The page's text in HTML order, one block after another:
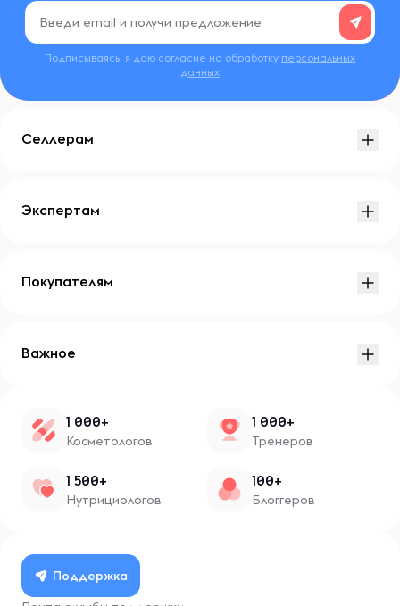
Подписываясь, я даю согласие на обработку персональных
данных
Селлерам
Экспертам
Покупателям
Важное
1 000+
Косметологов
1 000+
Тренеров
1 500+
Нутрициологов
100+
Блоггеров
Поддержка